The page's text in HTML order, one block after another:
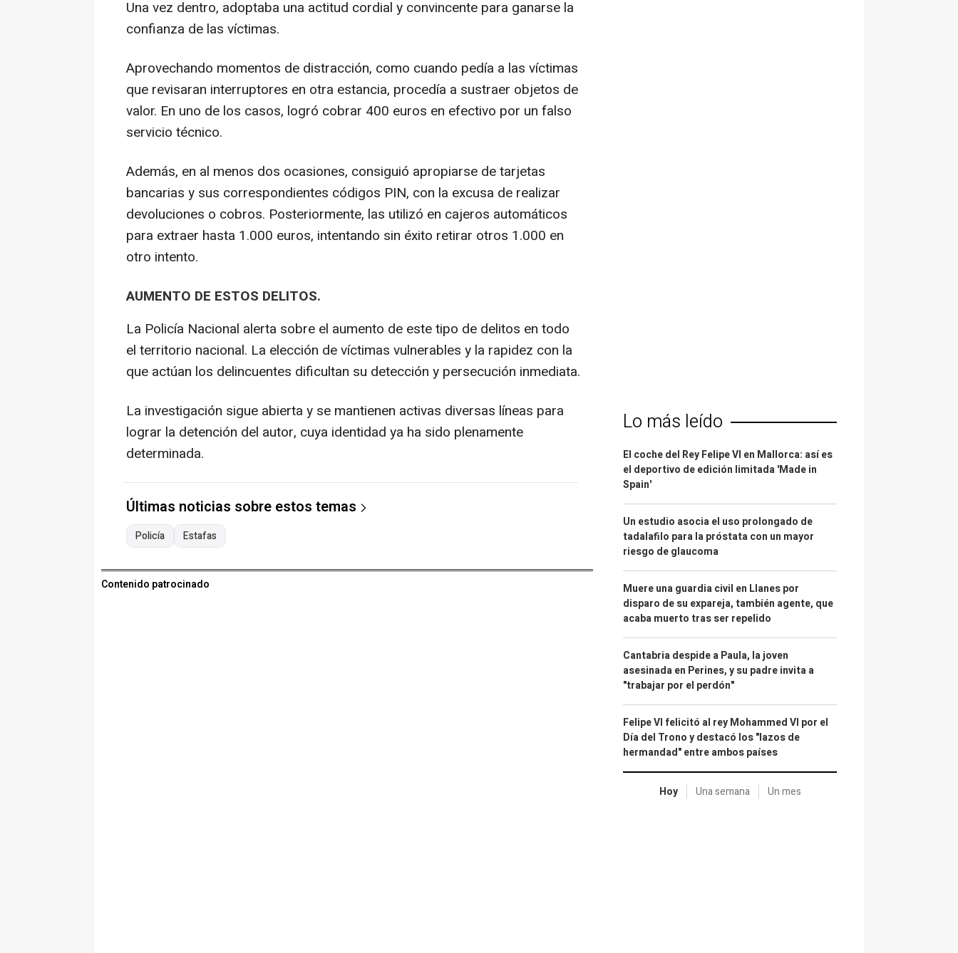
Una vez dentro, adoptaba una actitud cordial y convincente para ganarse la
confianza de las víctimas.
Aprovechando momentos de distracción, como cuando pedía a las víctimas
que revisaran interruptores en otra estancia, procedía a sustraer objetos de
valor. En uno de los casos, logró cobrar 400 euros en efectivo por un falso
servicio técnico.
Además, en al menos dos ocasiones, consiguió apropiarse de tarjetas
bancarias y sus correspondientes códigos PIN, con la excusa de realizar
devoluciones o cobros. Posteriormente, las utilizó en cajeros automáticos
para extraer hasta 1.000 euros, intentando sin éxito retirar otros 1.000 en
otro intento.
AUMENTO DE ESTOS DELITOS.
La Policía Nacional alerta sobre el aumento de este tipo de delitos en todo
el territorio nacional. La elección de víctimas vulnerables y la rapidez con la
que actúan los delincuentes dificultan su detección y persecución inmediata.
La investigación sigue abierta y se mantienen activas diversas líneas para
lograr la detención del autor, cuya identidad ya ha sido plenamente
determinada.
Últimas noticias sobre estos temas
Policía Estafas
Contenido patrocinado
Lo más leído
El coche del Rey Felipe VI en Mallorca: así es
el deportivo de edición limitada 'Made in
Spain'
Un estudio asocia el uso prolongado de
tadalafilo para la próstata con un mayor
riesgo de glaucoma
Muere una guardia civil en Llanes por
disparo de su expareja, también agente, que
acaba muerto tras ser repelido
Cantabria despide a Paula, la joven
asesinada en Perines, y su padre invita a
"trabajar por el perdón"
Felipe VI felicitó al rey Mohammed VI por el
Día del Trono y destacó los "lazos de
hermandad" entre ambos países
Hoy Una semana Un mes